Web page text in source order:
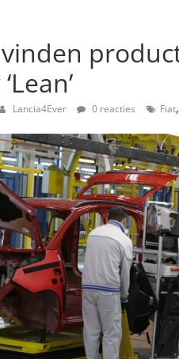
Lancia4Ever 0 reacties Fiat,